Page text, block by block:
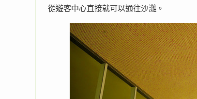
從遊客中心直接就可以通往沙灘。